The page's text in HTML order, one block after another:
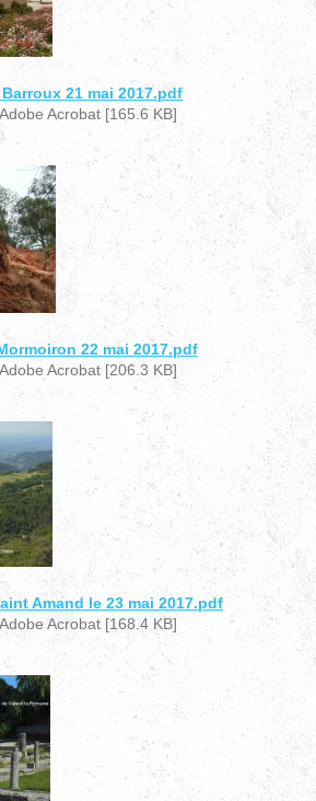
21 mai 2017.pdf
Acrobat [165.6 KB]
22 mai 2017.pdf
Acrobat [206.3 KB]
Amand le 23 mai 2017.pdf
Acrobat [168.4 KB]